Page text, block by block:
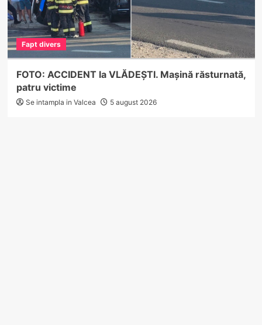
Fapt divers
FOTO: ACCIDENT la VLĂDEȘTI. Mașină răsturnată,
patru victime
Se intampla in Valcea 5 august 2026